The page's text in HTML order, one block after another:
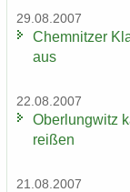
29.08.2007
Chem­nit­zer
aus
22.08.2007
Ober­lung­witz
rei­ßen
21.08.2007